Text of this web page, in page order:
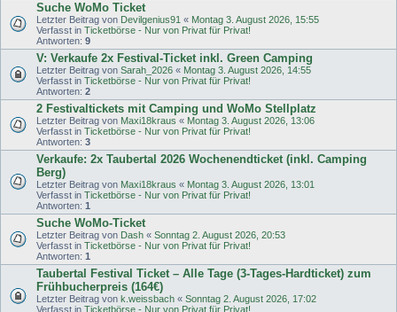
Suche WoMo Ticket
Letzter Beitrag von Devilgenius91 « Montag 3. August 2026, 15:55
Verfasst in Ticketbörse - Nur von Privat für Privat!
Antworten: 9
V: Verkaufe 2x Festival-Ticket inkl. Green Camping
Letzter Beitrag von Sarah_2026 « Montag 3. August 2026, 14:55
Verfasst in Ticketbörse - Nur von Privat für Privat!
Antworten: 2
2 Festivaltickets mit Camping und WoMo Stellplatz
Letzter Beitrag von Maxi18kraus « Montag 3. August 2026, 13:06
Verfasst in Ticketbörse - Nur von Privat für Privat!
Antworten: 3
Verkaufe: 2x Taubertal 2026 Wochenendticket (inkl. Camping
Berg)
Letzter Beitrag von Maxi18kraus « Montag 3. August 2026, 13:01
Verfasst in Ticketbörse - Nur von Privat für Privat!
Antworten: 1
Suche WoMo-Ticket
Letzter Beitrag von Dash « Sonntag 2. August 2026, 20:53
Verfasst in Ticketbörse - Nur von Privat für Privat!
Antworten: 1
Taubertal Festival Ticket – Alle Tage (3-Tages-Hardticket) zum
Frühbucherpreis (164€)
Letzter Beitrag von k.weissbach « Sonntag 2. August 2026, 17:02
Verfasst in Ticketbörse - Nur von Privat für Privat!